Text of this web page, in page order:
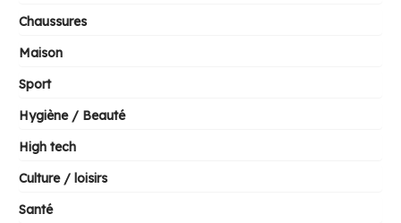
Chaussures
Maison
Sport
Hygiène / Beauté
High tech
Culture / loisirs
Santé